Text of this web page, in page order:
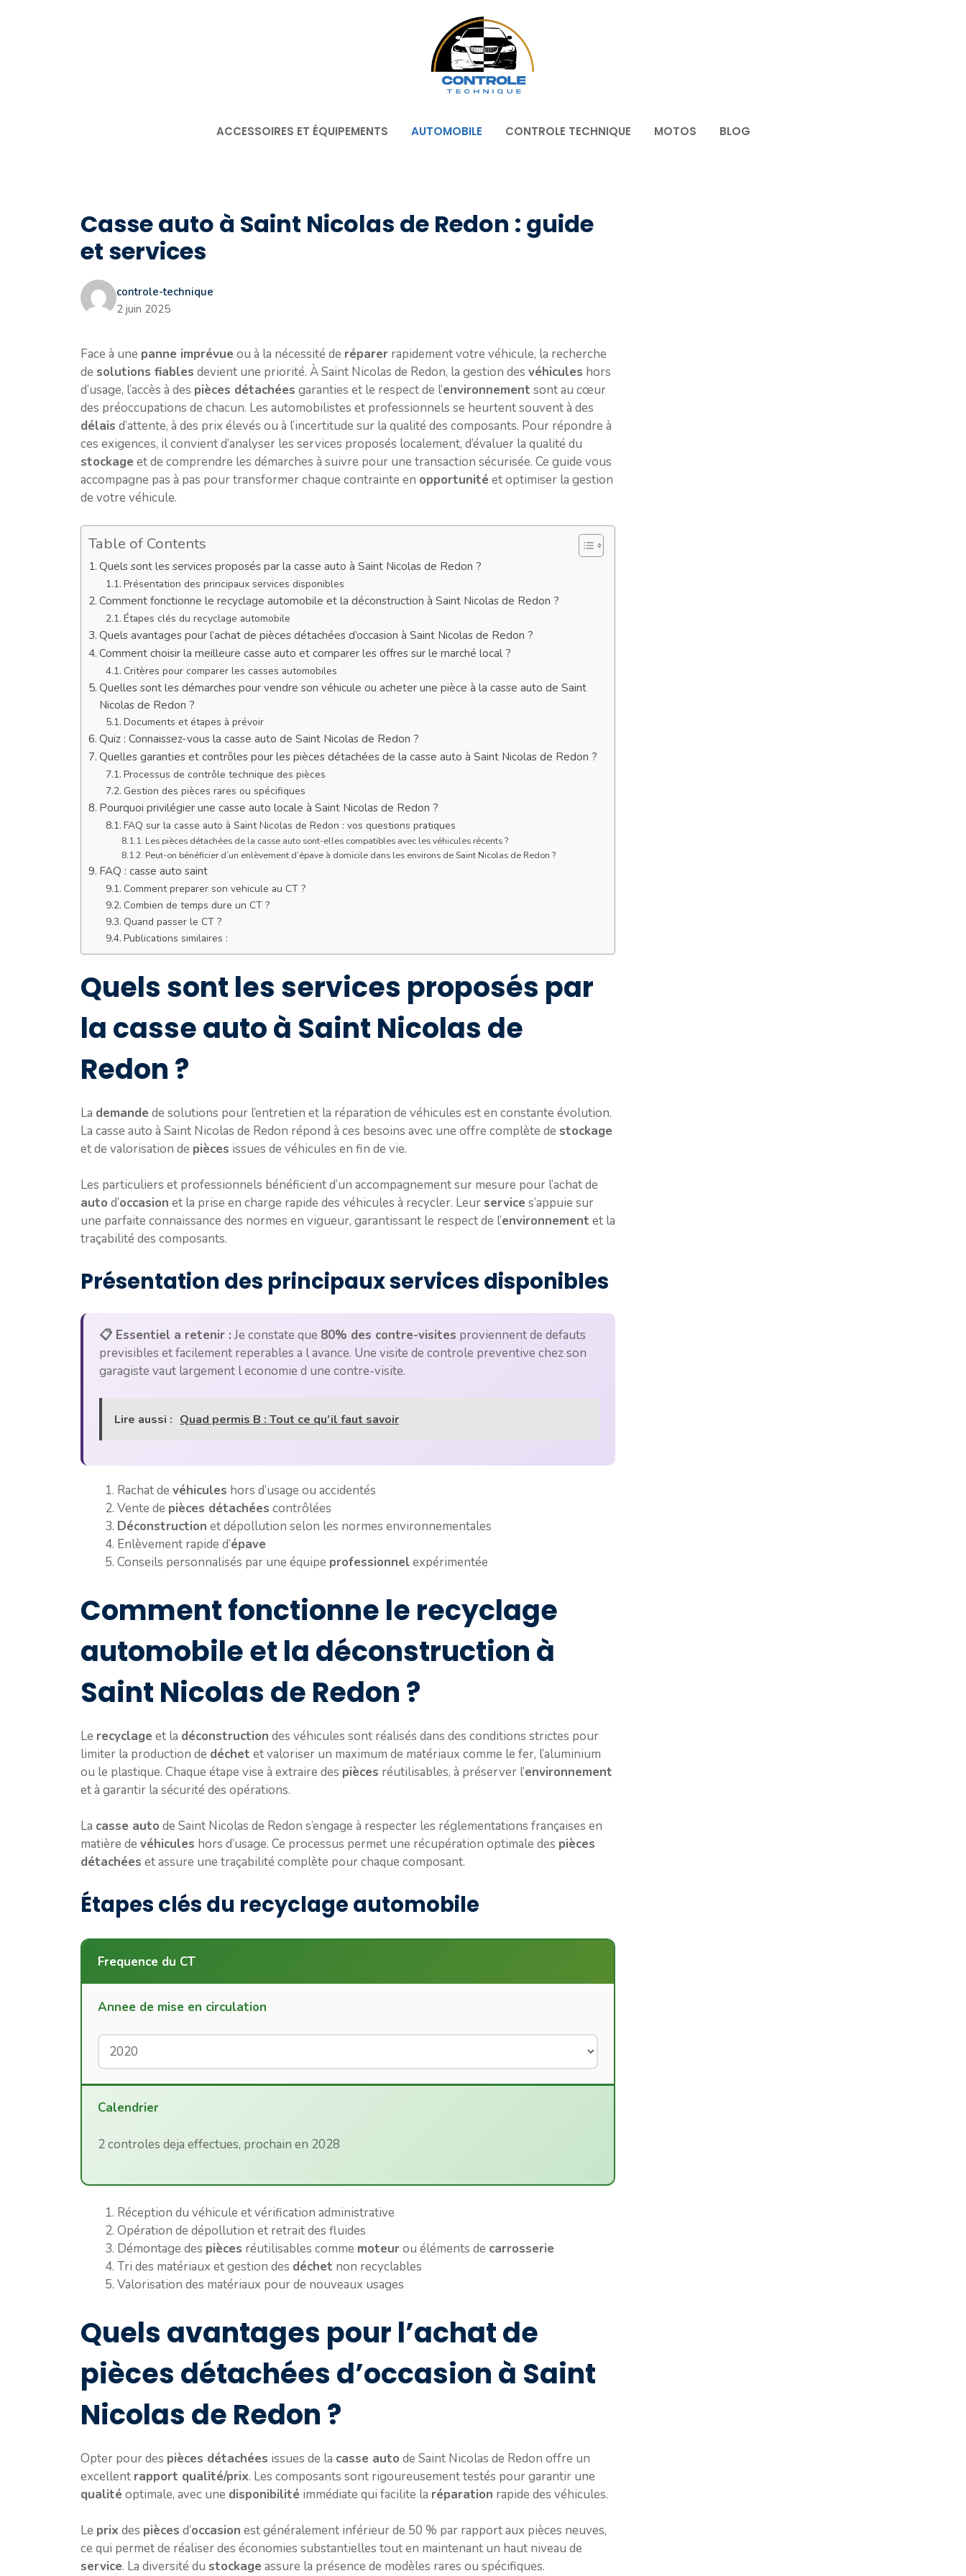
ACCESSOIRES ET ÉQUIPEMENTS AUTOMOBILE CONTROLE TECHNIQUE MOTOS BLOG
Casse auto à Saint Nicolas de Redon : guide
et services
controle-technique
2 juin 2025
Face à une panne imprévue ou à la nécessité de réparer rapidement votre véhicule, la recherche
de solutions fiables devient une priorité. À Saint Nicolas de Redon, la gestion des véhicules hors
d’usage, l’accès à des pièces détachées garanties et le respect de l’environnement sont au cœur
des préoccupations de chacun. Les automobilistes et professionnels se heurtent souvent à des
délais d’attente, à des prix élevés ou à l’incertitude sur la qualité des composants. Pour répondre à
ces exigences, il convient d’analyser les services proposés localement, d’évaluer la qualité du
stockage et de comprendre les démarches à suivre pour une transaction sécurisée. Ce guide vous
accompagne pas à pas pour transformer chaque contrainte en opportunité et optimiser la gestion
de votre véhicule.
Table of Contents
Quels sont les services proposés par la casse auto à Saint Nicolas de Redon ?
Présentation des principaux services disponibles
Comment fonctionne le recyclage automobile et la déconstruction à Saint Nicolas de Redon ?
Étapes clés du recyclage automobile
Quels avantages pour l’achat de pièces détachées d’occasion à Saint Nicolas de Redon ?
Comment choisir la meilleure casse auto et comparer les offres sur le marché local ?
Critères pour comparer les casses automobiles
Quelles sont les démarches pour vendre son véhicule ou acheter une pièce à la casse auto de Saint
Nicolas de Redon ?
Documents et étapes à prévoir
Quiz : Connaissez-vous la casse auto de Saint Nicolas de Redon ?
Quelles garanties et contrôles pour les pièces détachées de la casse auto à Saint Nicolas de Redon ?
Processus de contrôle technique des pièces
Gestion des pièces rares ou spécifiques
Pourquoi privilégier une casse auto locale à Saint Nicolas de Redon ?
FAQ sur la casse auto à Saint Nicolas de Redon : vos questions pratiques
Les pièces détachées de la casse auto sont-elles compatibles avec les véhicules récents ?
Peut-on bénéficier d’un enlèvement d’épave à domicile dans les environs de Saint Nicolas de Redon ?
FAQ : casse auto saint
Comment preparer son vehicule au CT ?
Combien de temps dure un CT ?
Quand passer le CT ?
Publications similaires :
Quels sont les services proposés par
la casse auto à Saint Nicolas de
Redon ?
La demande de solutions pour l’entretien et la réparation de véhicules est en constante évolution.
La casse auto à Saint Nicolas de Redon répond à ces besoins avec une offre complète de stockage
et de valorisation de pièces issues de véhicules en fin de vie.
Les particuliers et professionnels bénéficient d’un accompagnement sur mesure pour l’achat de
auto d’occasion et la prise en charge rapide des véhicules à recycler. Leurservice s’appuie sur
une parfaite connaissance des normes en vigueur, garantissant le respect de l’environnement et la
traçabilité des composants.
Présentation des principaux services disponibles
📋 Essentiel a retenir : Je constate que 80% des contre-visites proviennent de defauts
previsibles et facilement reperables a l avance. Une visite de controle preventive chez son
garagiste vaut largement l economie d une contre-visite.
Lire aussi : Quad permis B : Tout ce qu’il faut savoir
Rachat de véhicules hors d’usage ou accidentés
Vente de pièces détachées contrôlées
Déconstruction et dépollution selon les normes environnementales
Enlèvement rapide d’épave
Conseils personnalisés par une équipe professionnelexpérimentée
Comment fonctionne le recyclage
automobile et la déconstruction à
Saint Nicolas de Redon ?
Le recyclage et la déconstruction des véhicules sont réalisés dans des conditions strictes pour
limiter la production de déchet et valoriser un maximum de matériaux comme le fer, l’aluminium
ou le plastique. Chaque étape vise à extraire des pièces réutilisables, à préserver l’environnement
et à garantir la sécurité des opérations.
La casse auto de Saint Nicolas de Redon s’engage à respecter les réglementations françaises en
matière de véhicules hors d’usage. Ce processus permet une récupération optimale des pièces
détachées et assure une traçabilité complète pour chaque composant.
Étapes clés du recyclage automobile
Frequence du CT
Annee de mise en circulation
Calendrier
2 controles deja effectues, prochain en 2028
Réception du véhicule et vérification administrative
Opération de dépollution et retrait des fluides
Démontage des pièces réutilisables comme moteurou éléments de carrosserie
Tri des matériaux et gestion des déchet non recyclables
Valorisation des matériaux pour de nouveaux usages
Quels avantages pour l’achat de
pièces détachées d’occasion à Saint
Nicolas de Redon ?
Opter pour des pièces détachées issues de la casse auto de Saint Nicolas de Redon offre un
excellent rapport qualité/prix. Les composants sont rigoureusement testés pour garantir une
qualité optimale, avec une disponibilité immédiate qui facilite la réparation rapide des véhicules.
Le prix des pièces d’occasion est généralement inférieur de 50 % par rapport aux pièces neuves,
ce qui permet de réaliser des économies substantielles tout en maintenant un haut niveau de
service. La diversité du stockage assure la présence de modèles rares ou spécifiques.